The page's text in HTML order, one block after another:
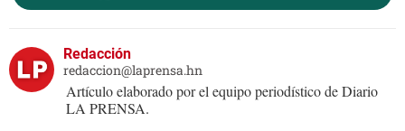
Redacción
redaccion@laprensa.hn
Artículo elaborado por el equipo periodístico de Diario
LA PRENSA.